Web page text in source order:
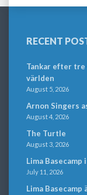
RECENT
Tankar efter tre
världen
August 5, 2026
Arnon Singers
August 4, 2026
The Turtle
August 3, 2026
Lima Basecamp
July 11, 2026
Lima Basecamp